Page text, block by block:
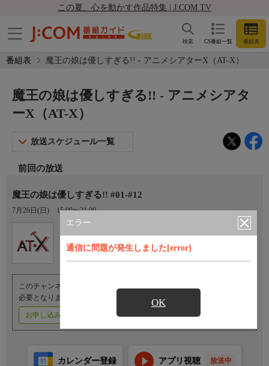
この夏、心を動かす作品特集 | J:COM TV
CS番組一覧 番組表
検索
番組表 魔王の娘は優しすぎる!! - アニメシアターX（AT-X）
エラー
通信に問題が発生しました[error]
OK
魔王の娘は優しすぎる!! - アニメシアタ
ーX（AT-X）
放送スケジュール一覧
前回の放送
魔王の娘は優しすぎる!! #01-#12
7月26日(日) 15:00〜21:00
このチャンネルのご視聴には、オプションチャンネル(有料)のご契約が
必要となります。
お申し込みはこちら ご利用料金はこちら
カレンダー登録 アプリ視聴 放送中